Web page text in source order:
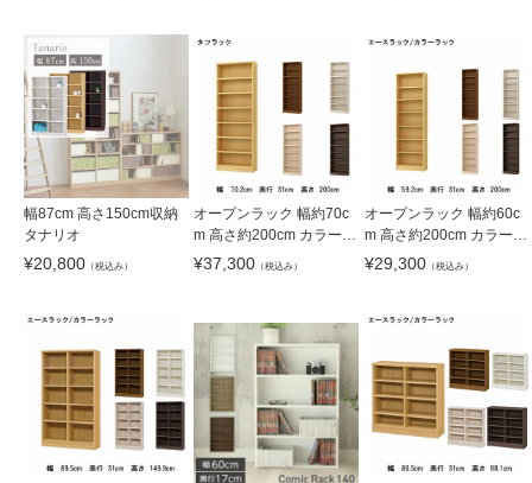
幅87cm 高さ150cm収納
タナリオ
¥20,800 （税込み）
オープンラック 幅約70c
m 高さ約200cm カラータ
フラック
¥37,300 （税込み）
オープンラック 幅約60c
m 高さ約200cm カラーラ
ック
¥29,300（税込み）